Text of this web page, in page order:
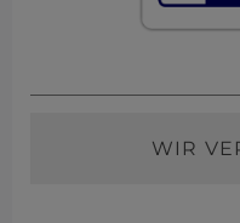
WIR